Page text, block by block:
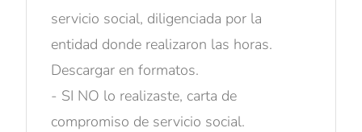
servicio social, diligenciada por la
entidad donde realizaron las horas.
Descargar en formatos.
- SI NO lo realizaste, carta de
compromiso de servicio social.